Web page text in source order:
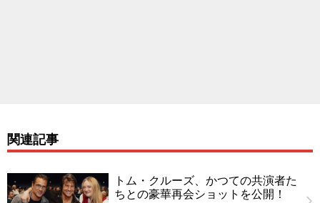
関連記事
トム・クルーズ、かつての共演者た
ちとの豪華再会ショットを公開！